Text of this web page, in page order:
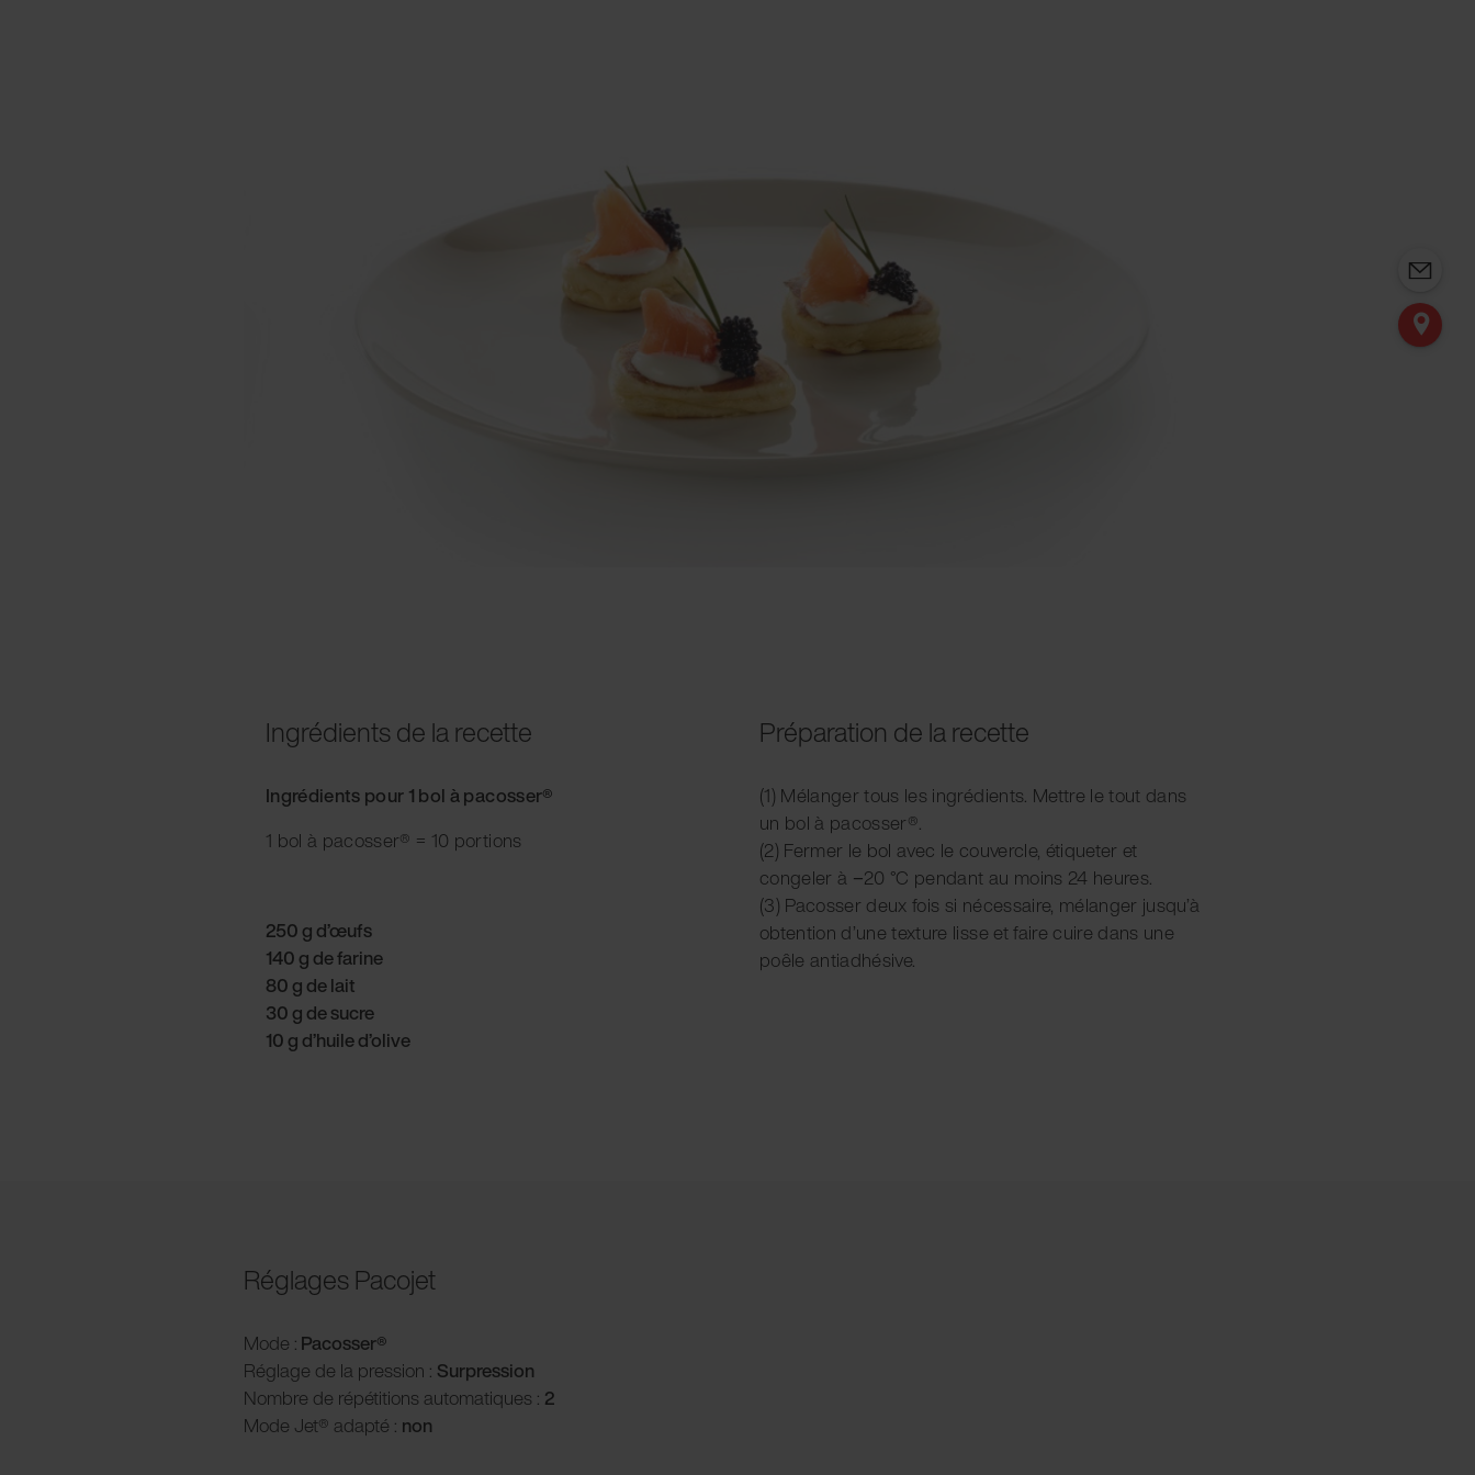
Ingrédients de la recette
Ingrédients pour 1 bol à pacosser®
1 bol à pacosser® = 10 portions
250 g d’œufs
140 g de farine
80 g de lait
30 g de sucre
10 g d’huile d’olive
Préparation de la recette
(1) Mélanger tous les ingrédients. Mettre le tout dans
un bol à pacosser®.
(2) Fermer le bol avec le couvercle, étiqueter et
congeler à −20 °C pendant au moins 24 heures.
(3) Pacosser deux fois si nécessaire, mélanger jusqu’à
obtention d’une texture lisse et faire cuire dans une
poêle antiadhésive.
Réglages Pacojet
Mode : Pacosser®
Réglage de la pression : Surpression
Nombre de répétitions automatiques : 2
Mode Jet® adapté : non